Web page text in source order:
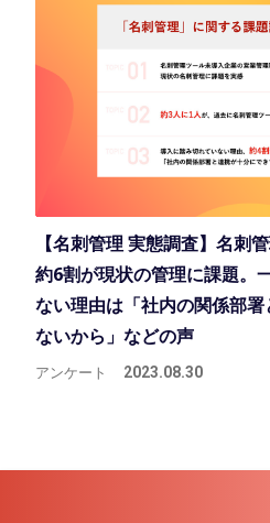
【名刺管理 実態調査】名刺
約6割が現状の管理に課題。
ない理由は「社内の関係部
ないから」などの声
アンケート 2023.08.30